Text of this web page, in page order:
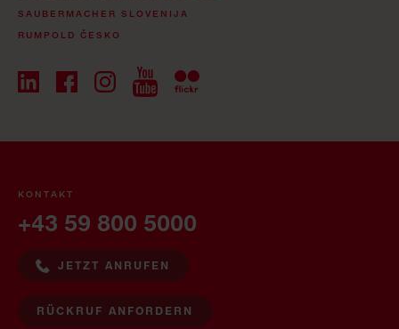
SAUBERMACHER SLOVENIJA
RUMPOLD ČESKO
KONTAKT
+43 59 800 5000
JETZT ANRUFEN
RÜCKRUF ANFORDERN